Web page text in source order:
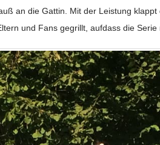
an die Gattin. Mit der Leistung
und Fans gegrillt, aufdass die Serie